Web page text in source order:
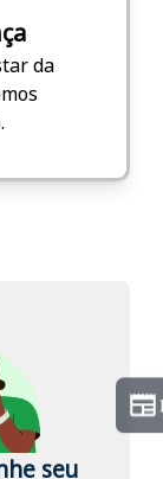
da
seu